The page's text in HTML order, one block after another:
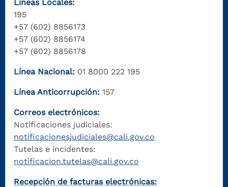
Líneas Locales:
195
+57 (602) 8856173
+57 (602) 8856174
+57 (602) 8856178
Línea Nacional: 01 8000 222 195
Línea Anticorrupción: 157
Correos electrónicos:
Notificaciones judiciales:
notificacionesjudiciales@cali.gov.co
Tutelas e incidentes:
notificacion.tutelas@cali.gov.co
Recepción de facturas electrónicas: